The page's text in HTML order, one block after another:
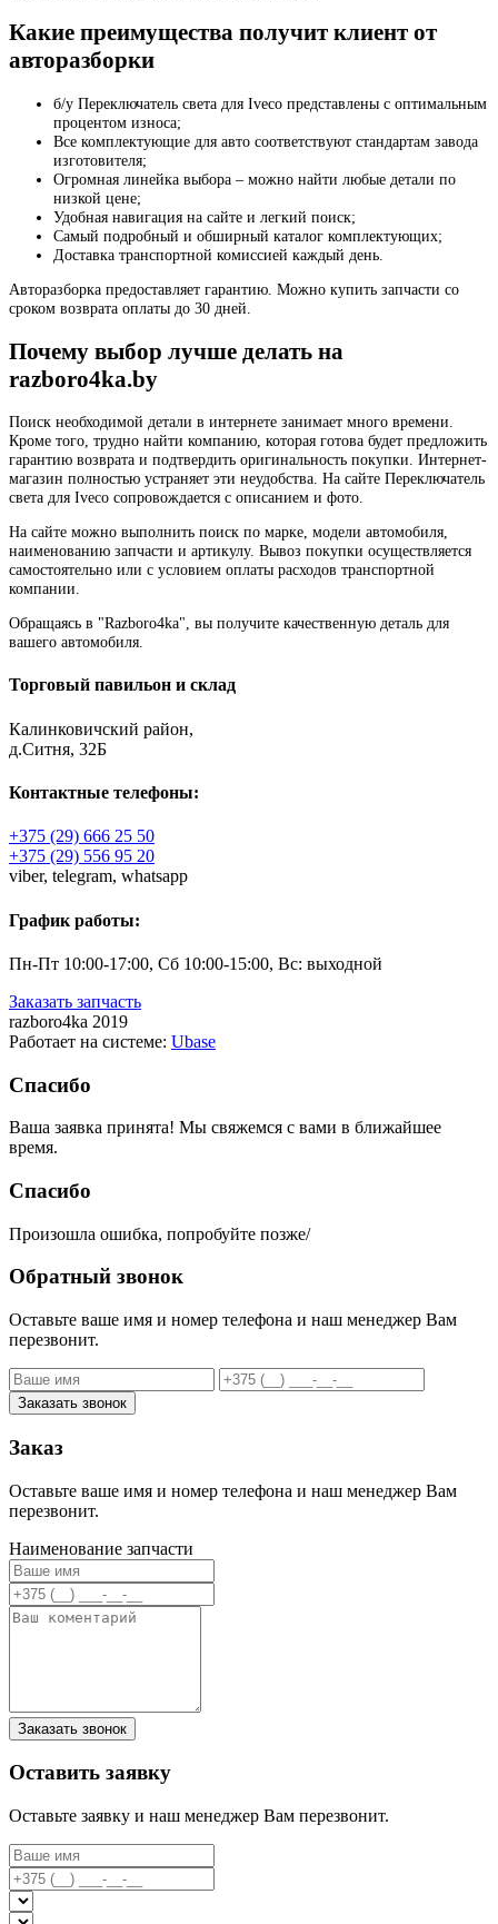
Какие преимущества получит клиент от
авторазборки
б/у Переключатель света для Iveco представлены с оптимальным
процентом износа;
Все комплектующие для авто соответствуют стандартам завода
изготовителя;
Огромная линейка выбора – можно найти любые детали по
низкой цене;
Удобная навигация на сайте и легкий поиск;
Самый подробный и обширный каталог комплектующих;
Доставка транспортной комиссией каждый день.
Авторазборка предоставляет гарантию. Можно купить запчасти со
сроком возврата оплаты до 30 дней.
Почему выбор лучше делать на
razboro4ka.by
Поиск необходимой детали в интернете занимает много времени.
Кроме того, трудно найти компанию, которая готова будет предложить
гарантию возврата и подтвердить оригинальность покупки. Интернет-
магазин полностью устраняет эти неудобства. На сайте Переключатель
света для Iveco сопровождается с описанием и фото.
На сайте можно выполнить поиск по марке, модели автомобиля,
наименованию запчасти и артикулу. Вывоз покупки осуществляется
самостоятельно или с условием оплаты расходов транспортной
компании.
Обращаясь в "Razboro4ka", вы получите качественную деталь для
вашего автомобиля.
Торговый павильон и склад
Калинковичский район,
д.Ситня, 32Б
Контактные телефоны:
+375 (29) 666 25 50
+375 (29) 556 95 20
viber, telegram, whatsapp
График работы:
Пн-Пт 10:00-17:00, Сб 10:00-15:00, Вс: выходной
Заказать запчасть
razboro4ka 2019
Работает на системе: Ubase
Спасибо
Ваша заявка принята! Мы свяжемся с вами в ближайшее
время.
Спасибо
Произошла ошибка, попробуйте позже/
Обратный звонок
Оставьте ваше имя и номер телефона и наш менеджер Вам
перезвонит.
Заказать звонок
Заказ
Оставьте ваше имя и номер телефона и наш менеджер Вам
перезвонит.
Наименование запчасти
Заказать звонок
Оставить заявку
Оставьте заявку и наш менеджер Вам перезвонит.